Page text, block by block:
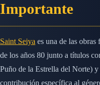
Importante
Saint Seiya es una de las
de los años 80 junto a títulos
Puño de la Estrella del Norte) y
contribución específica al